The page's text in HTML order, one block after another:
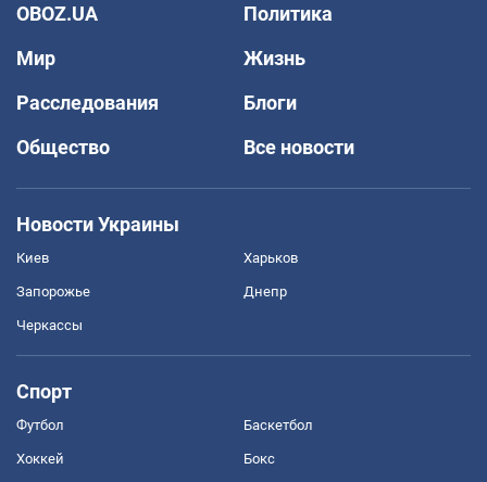
OBOZ.UA
Политика
Мир
Жизнь
Расследования
Блоги
Общество
Все новости
Новости Украины
Киев Харьков
Запорожье Днепр
Черкассы
Спорт
Футбол Баскетбол
Хоккей Бокс